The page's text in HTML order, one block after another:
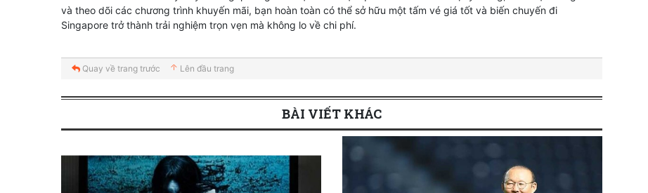
và theo dõi các chương trình khuyến mãi, bạn hoàn toàn có thể sở hữu một tấm vé giá tốt và biến chuyến đi
Singapore trở thành trải nghiệm trọn vẹn mà không lo về chi phí.
Quay về trang trước Lên đầu trang
BÀI VIẾT KHÁC